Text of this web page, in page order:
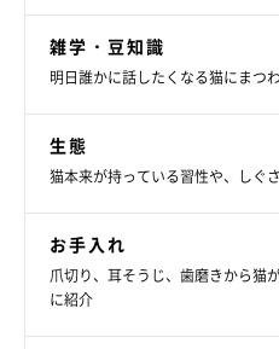
雑学・豆知識
明日誰かに話したくなる猫にまつ
生態
猫本来が持っている習性や、しぐ
お手入れ
爪切り、耳そうじ、歯磨きから猫
に紹介